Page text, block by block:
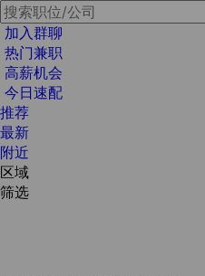
加入群聊
热门兼职
高薪机会
今日速配
推荐
最新
附近
区域
筛选